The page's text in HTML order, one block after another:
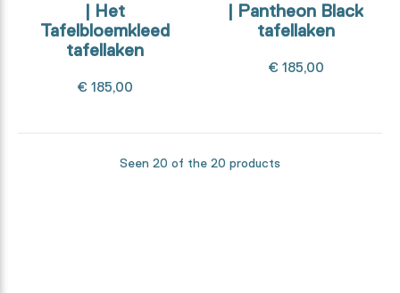
| Het
Tafelbloemkleed
tafellaken
€ 185,00
| Pantheon Black
tafellaken
€ 185,00
Seen 20 of the 20 products